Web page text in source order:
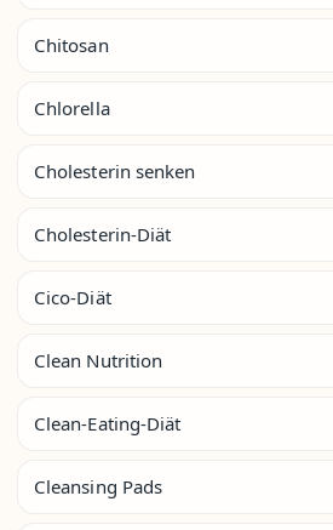
Chitosan
Chlorella
Cholesterin senken
Cholesterin-Diät
Cico-Diät
Clean Nutrition
Clean-Eating-Diät
Cleansing Pads